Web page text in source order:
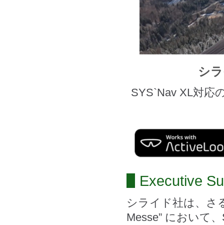
シ
SYS`Nav XL対応
Executive
シライド社は、さ
Messe” において